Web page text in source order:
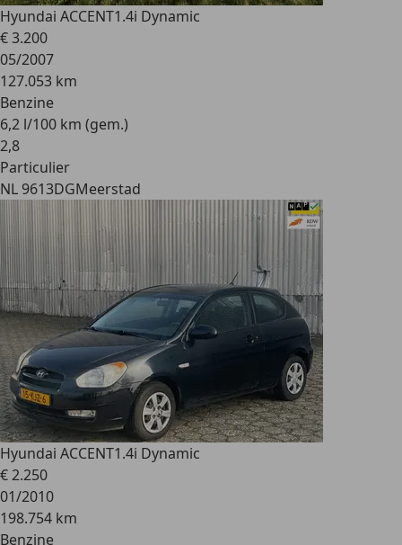
Hyundai ACCENT1.4i Dynamic
€ 3.200
05/2007
127.053 km
Benzine
6,2 l/100 km (gem.)
2,8
Particulier
NL 9613DGMeerstad
Hyundai ACCENT1.4i Dynamic
€ 2.250
01/2010
198.754 km
Benzine